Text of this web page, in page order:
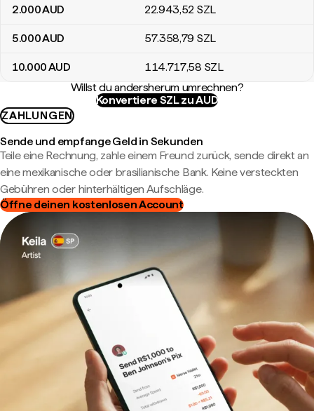
2.000AUD 22.943,52 SZL
5.000AUD 57.358,79 SZL
10.000AUD 114.717,58 SZL
Willst du andersherum umrechnen?
Konvertiere SZL zu AUD
ZAHLUNGEN
Sende und empfange Geld in Sekunden
Teile eine Rechnung, zahle einem Freund zurück, sende direkt an
eine mexikanische oder brasilianische Bank. Keine versteckten
Gebühren oder hinterhältigen Aufschläge.
Öffne deinen kostenlosen Account